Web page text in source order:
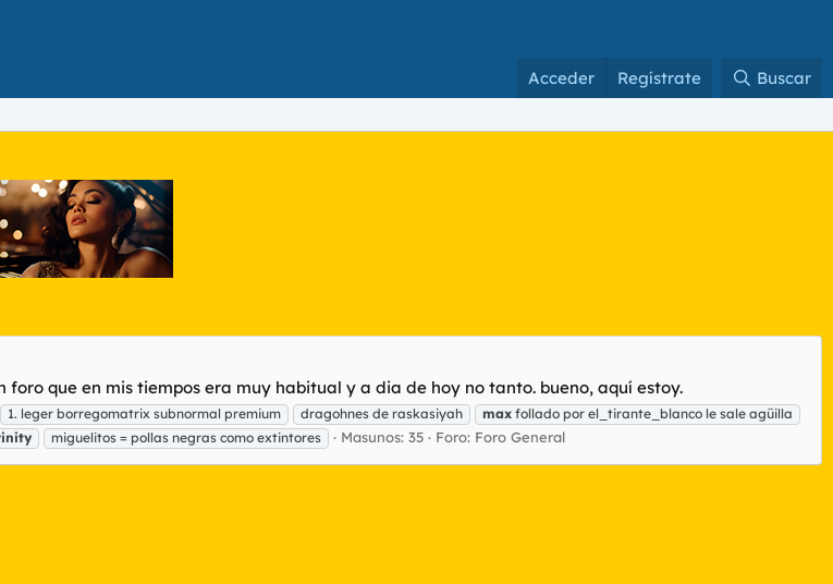
Acceder Regístrate Buscar
foro que en mis tiempos era muy habitual y a dia de hoy no tanto. bueno, aquí estoy.
1. leger borregomatrix subnormal premium dragohnes de raskasiyah max follado por el_tirante_blanco le sale agüilla
miguelitos = pollas negras como extintores Masunos: 35 Foro: Foro General